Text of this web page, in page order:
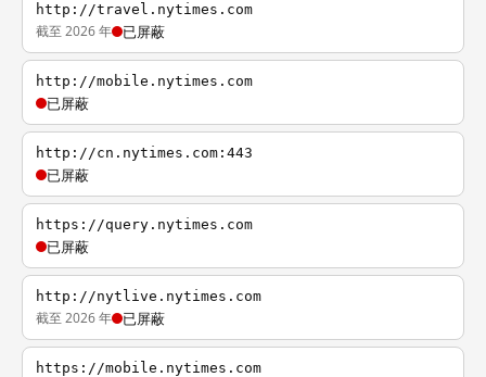
http://travel.nytimes.com
截至 2026 年 已屏蔽
http://mobile.nytimes.com
已屏蔽
http://cn.nytimes.com:443
已屏蔽
https://query.nytimes.com
已屏蔽
http://nytlive.nytimes.com
截至 2026 年 已屏蔽
https://mobile.nytimes.com